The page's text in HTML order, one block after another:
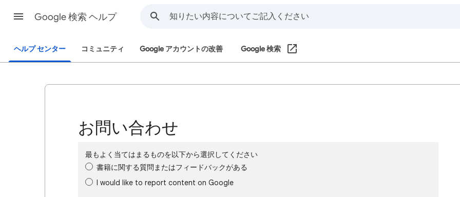
Google 検索 ヘルプ
ヘルプ センター コミュニティ Google アカウントの改善 Google 検索
お問い合わせ
最もよく当てはまるものを以下から選択してください
書籍に関する質問またはフィードバックがある
I would like to report content on Google